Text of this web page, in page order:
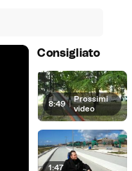
Consigliato
8:49 | Prossimi
video
1:47